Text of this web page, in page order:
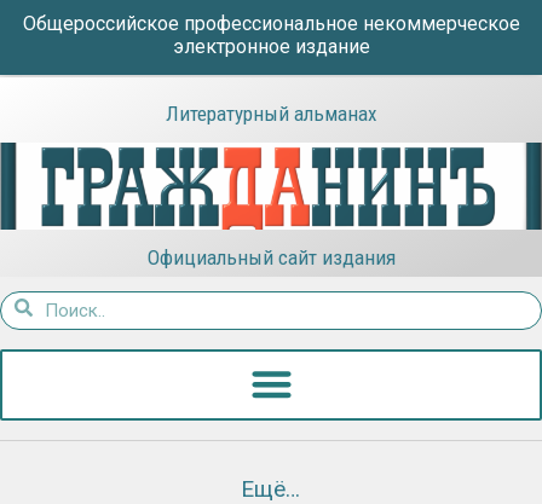
Общероссийское профессиональное некоммерческое
электронное издание
Литературный альманах
Официальный сайт издания
Ещё…